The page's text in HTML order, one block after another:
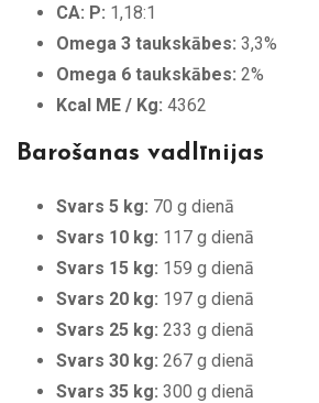
CA: P: 1,18:1
Omega 3 taukskābes: 3,3%
Omega 6 taukskābes: 2%
Kcal ME / Kg: 4362
Barošanas vadlīnijas
Svars 5 kg: 70 g dienā
Svars 10 kg: 117 g dienā
Svars 15 kg: 159 g dienā
Svars 20 kg: 197 g dienā
Svars 25 kg: 233 g dienā
Svars 30 kg: 267 g dienā
Svars 35 kg: 300 g dienā